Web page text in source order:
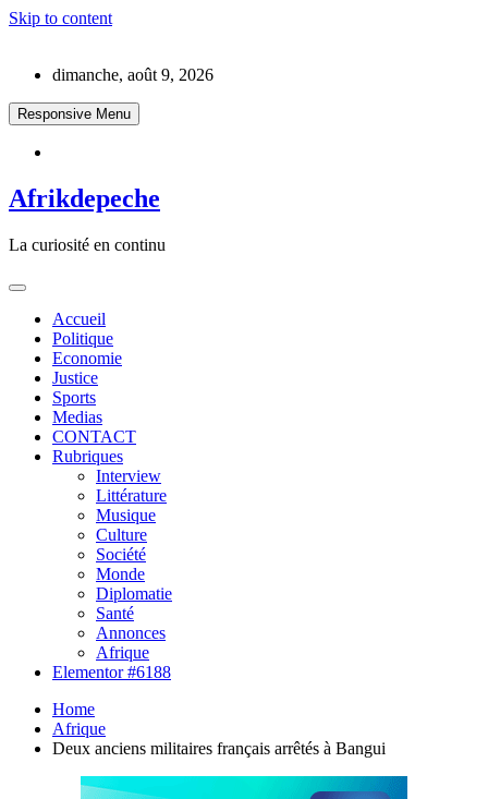
Skip to content
dimanche, août 9, 2026
Responsive Menu
Afrikdepeche
La curiosité en continu
Accueil
Politique
Economie
Justice
Sports
Medias
CONTACT
Rubriques
Interview
Littérature
Musique
Culture
Société
Monde
Diplomatie
Santé
Annonces
Afrique
Elementor #6188
Home
Afrique
Deux anciens militaires français arrêtés à Bangui